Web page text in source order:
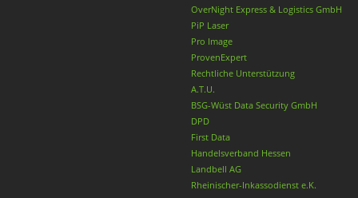
OverNight Express & Logistics GmbH
PiP Laser
Pro Image
ProvenExpert
Rechtliche Unterstützung
A.T.U.
BSG-Wüst Data Security GmbH
DPD
First Data
Handelsverband Hessen
Landbell AG
Rheinischer-Inkassodienst e.K.